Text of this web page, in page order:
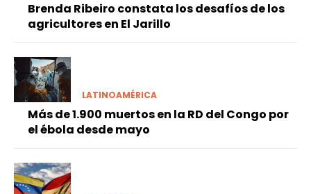
Brenda Ribeiro constata los desafíos de los
agricultores en El Jarillo
LATINOAMÉRICA
Más de 1.900 muertos en la RD del Congo por
el ébola desde mayo